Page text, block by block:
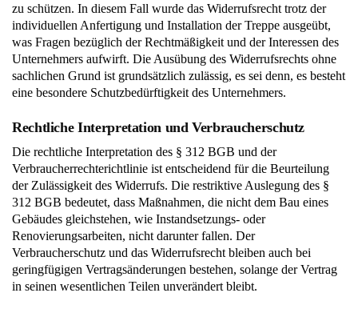
zu schützen. In diesem Fall wurde das Widerrufsrecht trotz der
individuellen Anfertigung und Installation der Treppe ausgeübt,
was Fragen bezüglich der Rechtmäßigkeit und der Interessen des
Unternehmers aufwirft. Die Ausübung des Widerrufsrechts ohne
sachlichen Grund ist grundsätzlich zulässig, es sei denn, es besteht
eine besondere Schutzbedürftigkeit des Unternehmers.
Rechtliche Interpretation und Verbraucherschutz
Die rechtliche Interpretation des § 312 BGB und der
Verbraucherrechterichtlinie ist entscheidend für die Beurteilung
der Zulässigkeit des Widerrufs. Die restriktive Auslegung des §
312 BGB bedeutet, dass Maßnahmen, die nicht dem Bau eines
Gebäudes gleichstehen, wie Instandsetzungs- oder
Renovierungsarbeiten, nicht darunter fallen. Der
Verbraucherschutz und das Widerrufsrecht bleiben auch bei
geringfügigen Vertragsänderungen bestehen, solange der Vertrag
in seinen wesentlichen Teilen unverändert bleibt.